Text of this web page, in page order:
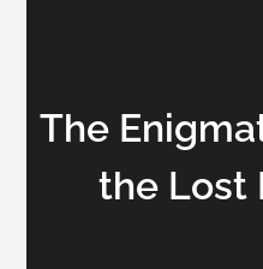
The
the Lost